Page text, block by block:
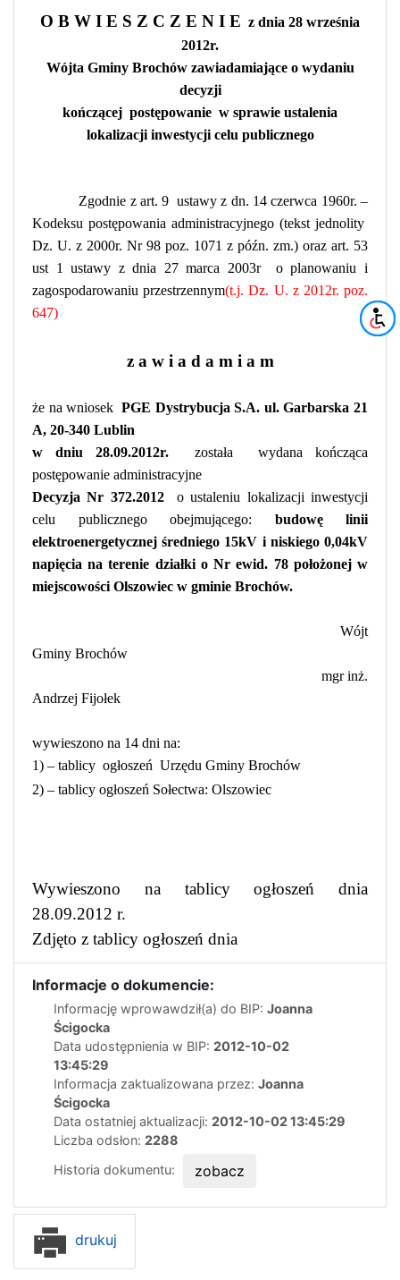
O B W I E S Z C Z E N I E z dnia 28 września
2012r.
Wójta Gminy Brochów zawiadamiające o wydaniu
decyzji
kończącej postępowanie w sprawie ustalenia
lokalizacji inwestycji celu publicznego
Zgodnie z art. 9 ustawy z dn. 14 czerwca 1960r. –
Kodeksu postępowania administracyjnego (tekst jednolity
Dz. U. z 2000r. Nr 98 poz. 1071 z późn. zm.) oraz art. 53
ust 1ustawy z dnia 27 marca 2003r
o planowaniu i
zagospodarowaniu przestrzennym(t.j. Dz. U. z 2012r. poz.
647)
z a w i a d a m i a m
że na wniosek PGE Dystrybucja S.A. ul. Garbarska 21
A, 20-340 Lublin
w dniu 28.09.2012r.
została
wydana kończąca
postępowanie administracyjne
Decyzja Nr 372.2012
o ustaleniu lokalizacji inwestycji
celu publicznego obejmującego:
budowę linii
elektroenergetycznej średniego 15kV i niskiego 0,04kV
napięciana terenie działki o Nr ewid. 78 położonejw
miejscowości Olszowiec w gminie Brochów.
Wójt
Gminy Brochów
mgr inż.
Andrzej Fijołek
wywieszono na 14 dni na:
1) – tablicy ogłoszeń Urzędu Gminy Brochów
2) – tablicy ogłoszeń Sołectwa: Olszowiec
Wywieszono na tablicy ogłoszeń dnia
28.09.2012 r.
Zdjęto z tablicy ogłoszeń dnia
Informacje o dokumencie:
Informację wprowawdził(a) do BIP: Joanna
Ścigocka
Data udostępnienia w BIP: 2012-10-02
13:45:29
Informacja zaktualizowana przez: Joanna
Ścigocka
Data ostatniej aktualizacji: 2012-10-02 13:45:29
Liczba odsłon: 2288
Historia dokumentu:
zobacz
drukuj